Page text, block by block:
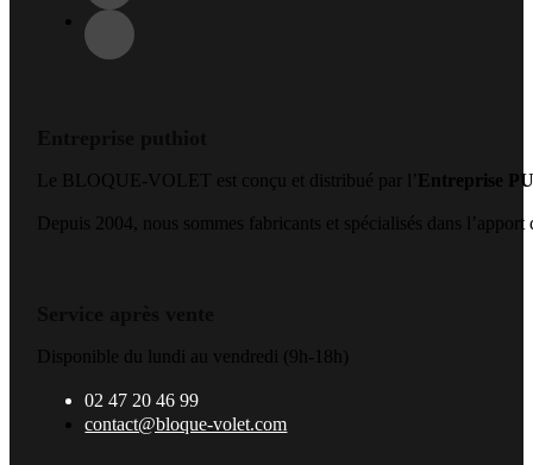
Le BLOQUE-VOLET est conçu et distribué par l’ Entreprise
Depuis 2004, nous sommes fabricants et spécialisés dans
Disponible du lundi au vendredi (9h-18h)
02 47 20 46 99
contact@bloque-volet.com